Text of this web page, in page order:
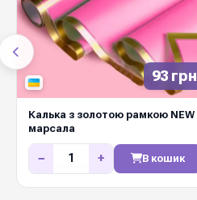
93 грн
Калька з золотою рамкою NEW
марсала
− + В кошик